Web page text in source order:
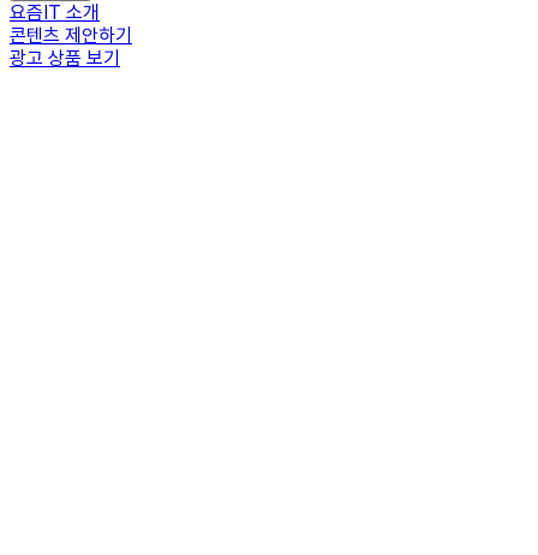
요즘IT 소개
콘텐츠 제안하기
광고 상품 보기